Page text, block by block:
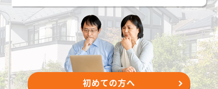
初めての方へ